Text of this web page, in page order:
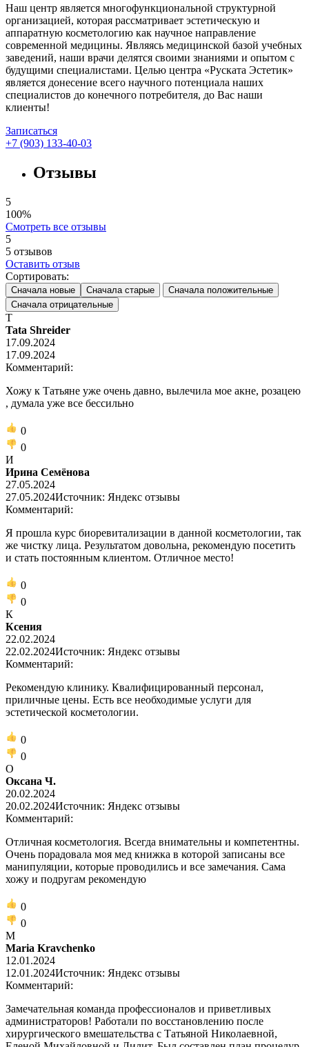
Наш центр является многофункциональной структурной
организацией, которая рассматривает эстетическую и
аппаратную косметологию как научное направление
современной медицины. Являясь медицинской базой учебных
заведений, наши врачи делятся своими знаниями и опытом с
будущими специалистами. Целью центра «Руската Эстетик»
является донесение всего научного потенциала наших
специалистов до конечного потребителя, до Вас наши
клиенты!
Записаться
+7 (903) 133-40-03
Отзывы
5
100%
Смотреть все отзывы
5
5 отзывов
Оставить отзыв
Сортировать:
Сначала новые Сначала старые
Сначала положительные
Сначала отрицательные
T
Tata Shreider
17.09.2024
17.09.2024
Комментарий:
Хожу к Татьяне уже очень давно, вылечила мое акне, розацею
, думала уже все бессильно
0
0
И
Ирина Семёнова
27.05.2024
27.05.2024Источник: Яндекс отзывы
Комментарий:
Я прошла курс биоревитализации в данной косметологии, так
же чистку лица. Результатом довольна, рекомендую посетить
и стать постоянным клиентом. Отличное место!
0
0
К
Ксения
22.02.2024
22.02.2024Источник: Яндекс отзывы
Комментарий:
Рекомендую клинику. Квалифицированный персонал,
приличные цены. Есть все необходимые услуги для
эстетической косметологии.
0
0
О
Оксана Ч.
20.02.2024
20.02.2024Источник: Яндекс отзывы
Комментарий:
Отличная косметология. Всегда внимательны и компетентны.
Очень порадовала моя мед книжка в которой записаны все
манипуляции, которые проводились и все замечания. Сама
хожу и подругам рекомендую
0
0
M
Maria Kravchenko
12.01.2024
12.01.2024Источник: Яндекс отзывы
Комментарий:
Замечательная команда профессионалов и приветливых
администраторов! Работали по восстановлению после
хирургического вмешательства с Татьяной Николаевной,